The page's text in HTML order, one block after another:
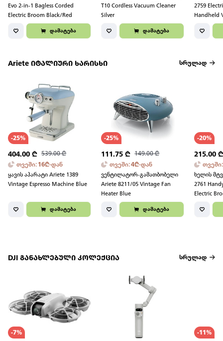
Evo 2-in-1 Bagless Corded
Electric Broom Black/Red
დამატება
T10 Cordless Vacuum Cleaner
Silver
დამატება
2759
Handheld
Black/Red
Ariete იტალიური ხარისხი სრულად
-25%
404.00 ₾ 539.00₾
თვეში: 16₾-დან
ყავის აპარატი Ariete 1389
Vintage Espresso Machine Blue
დამატება
-25%
111.75 ₾ 149.00₾
თვეში:4₾-დან
ვენტილატორ-გამათბობელი
Ariete 8211/05 Vintage Fan
Heater Blue
დამატება
-20%
215.00
თვეში
ხელის
2761
Electric
Vacuum
Black/Red
DJI განახლებული კოლექცია სრულად
-7% -11%